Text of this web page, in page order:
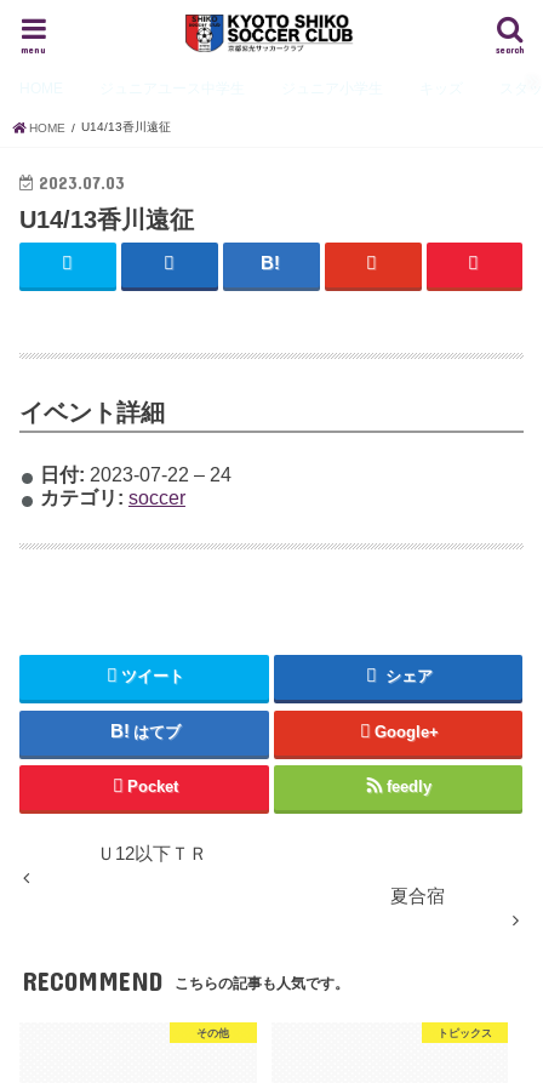
search
menu
HOME U14/13香川遠征
2023.07.03
U14/13香川遠征
イベント詳細
日付: 2023-07-22 – 24
カテゴリ: soccer
ツイート シェア
はてブ Google+
Pocket feedly
Ｕ12以下ＴＲ
夏合宿
RECOMMEND こちらの記事も人気です。
その他 トピックス